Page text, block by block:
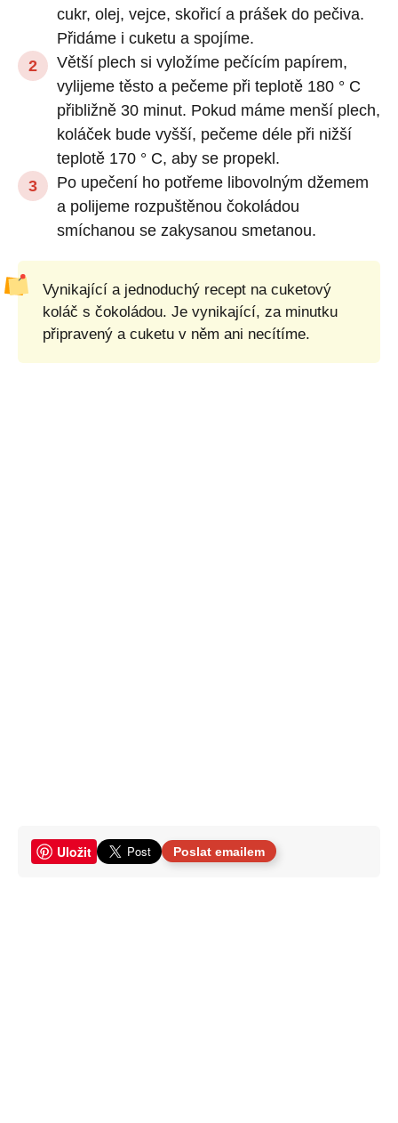
cukr, olej, vejce, skořicí a prášek do pečiva.
Přidáme i cuketu a spojíme.
Větší plech si vyložíme pečícím papírem,
vylijeme těsto a pečeme při teplotě 180 ° C
přibližně 30 minut. Pokud máme menší plech,
koláček bude vyšší, pečeme déle při nižší
teplotě 170 ° C, aby se propekl.
Po upečení ho potřeme libovolným džemem
a polijeme rozpuštěnou čokoládou
smíchanou se zakysanou smetanou.
Vynikající a jednoduchý recept na cuketový
koláč s čokoládou. Je vynikající, za minutku
připravený a cuketu v něm ani necítíme.
Uložit Poslat emailem